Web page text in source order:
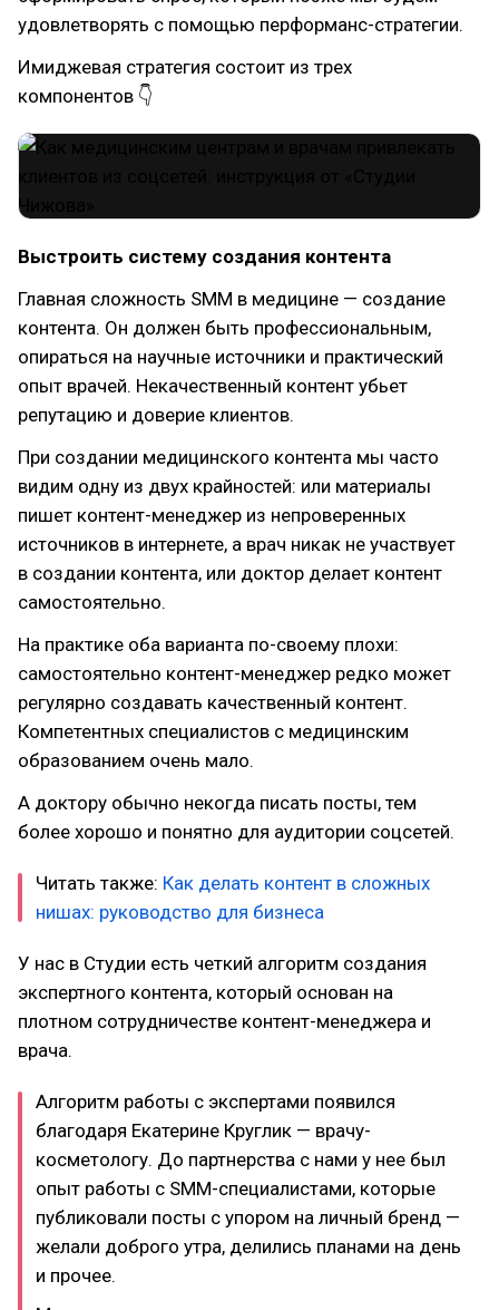
удовлетворять с помощью перформанс-стратегии.
Имиджевая стратегия состоит из трех
компонентов 👇
Выстроить систему создания контента
Главная сложность SMM в медицине — создание
контента. Он должен быть профессиональным,
опираться на научные источники и практический
опыт врачей. Некачественный контент убьет
репутацию и доверие клиентов.
При создании медицинского контента мы часто
видим одну из двух крайностей: или материалы
пишет контент-менеджер из непроверенных
источников в интернете, а врач никак не участвует
в создании контента, или доктор делает контент
самостоятельно.
На практике оба варианта по-своему плохи:
самостоятельно контент-менеджер редко может
регулярно создавать качественный контент.
Компетентных специалистов с медицинским
образованием очень мало.
А доктору обычно некогда писать посты, тем
более хорошо и понятно для аудитории соцсетей.
Читать также: Как делать контент в сложных
нишах: руководство для бизнеса
У нас в Студии есть четкий алгоритм создания
экспертного контента, который основан на
плотном сотрудничестве контент-менеджера и
врача.
Алгоритм работы с экспертами появился
благодаря Екатерине Круглик — врачу-
косметологу. До партнерства с нами у нее был
опыт работы с SMM-специалистами, которые
публиковали посты с упором на личный бренд —
желали доброго утра, делились планами на день
и прочее.